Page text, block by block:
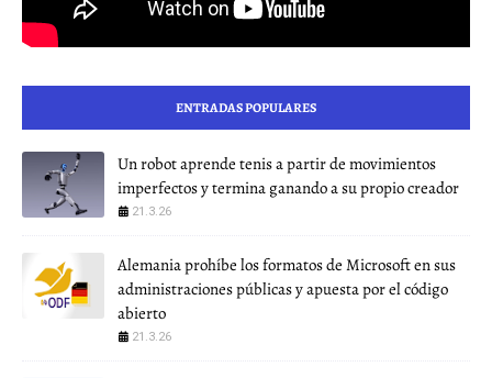
ENTRADAS POPULARES
Un robot aprende tenis a partir de movimientos
imperfectos y termina ganando a su propio creador
21.3.26
Alemania prohíbe los formatos de Microsoft en sus
administraciones públicas y apuesta por el código
abierto
21.3.26